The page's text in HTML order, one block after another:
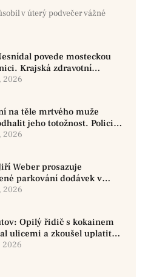
v úterý podvečer vážné
povede mosteckou
Krajská zdravotní
změnu ve vedení
2026
na těle mrtvého muže
jeho totožnost. Policie
2026
Weber prosazuje
parkování dodávek v
2026
Opilý řidič s kokainem
ulicemi a zkoušel uplatit
2026